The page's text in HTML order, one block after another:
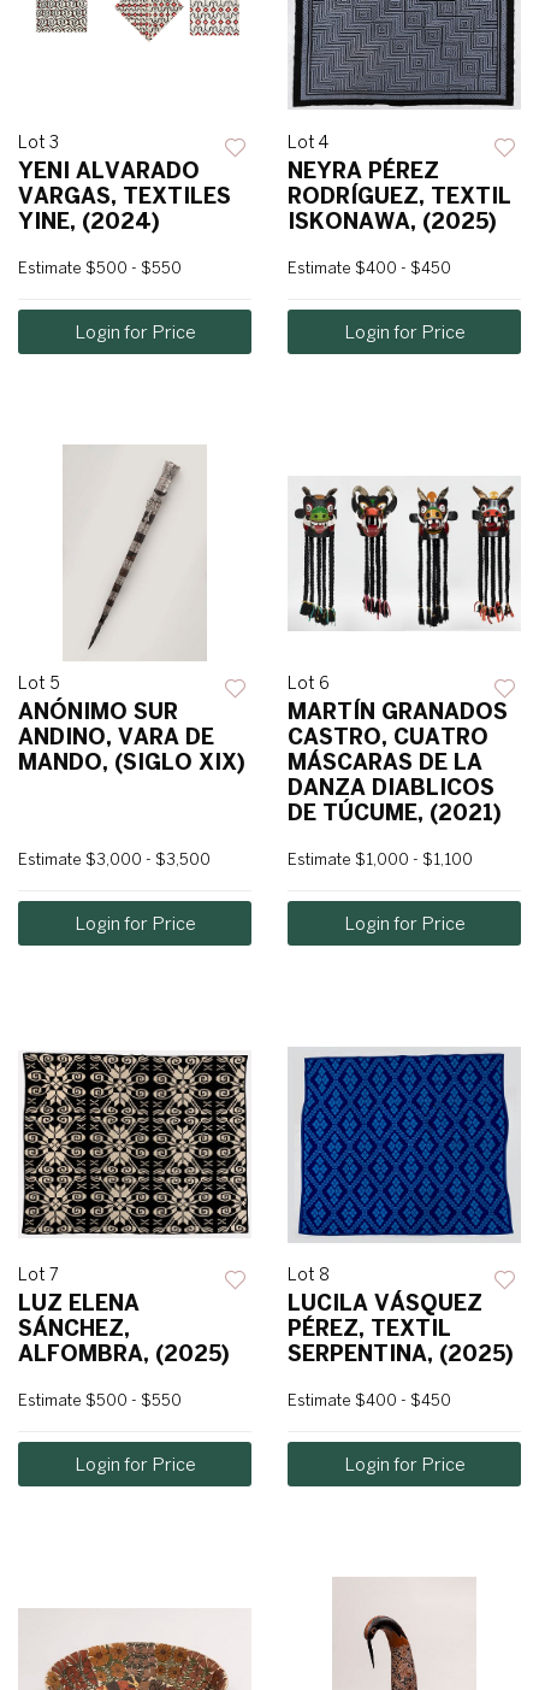
Lot 3
YENI ALVARADO
VARGAS, TEXTILES
YINE, (2024)
Estimate $500 - $550
Login for Price
Lot 4
NEYRA PÉREZ
RODRÍGUEZ, TEXTIL
ISKONAWA, (2025)
Estimate $400 - $450
Login for Price
Lot 5
ANÓNIMO SUR
ANDINO, VARA DE
MANDO, (SIGLO XIX)
Estimate $3,000 - $3,500
Login for Price
Lot 6
MARTÍN GRANADOS
CASTRO, CUATRO
MÁSCARAS DE LA
DANZA DIABLICOS
DE TÚCUME, (2021)
Estimate $1,000 - $1,100
Login for Price
Lot 7
LUZ ELENA
SÁNCHEZ,
ALFOMBRA, (2025)
Estimate $500 - $550
Login for Price
Lot 8
LUCILA VÁSQUEZ
PÉREZ, TEXTIL
SERPENTINA, (2025)
Estimate $400 - $450
Login for Price